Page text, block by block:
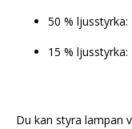
50 %
15 %
Du kan styra lampan